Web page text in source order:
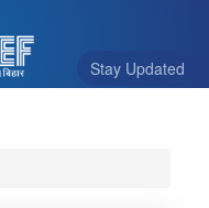
Stay Updated